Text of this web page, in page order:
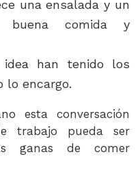
una ensalada y un
buena comida y
idea han tenido los
lo encargo.
esta conversación
trabajo pueda ser
ganas de comer